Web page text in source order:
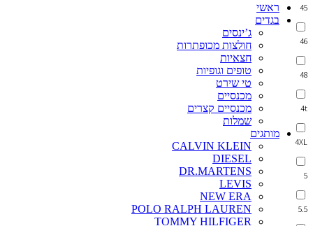
45
46
48
4t
4XL
5
5.5
ראשי
בגדים
ג’ינסים
חולצות מכופתרות
חצאיות
טופים וגופיות
טי שירט
מכנסיים
מכנסיים קצרים
שמלות
מותגים
CALVIN KLEIN
DIESEL
DR.MARTENS
LEVIS
NEW ERA
POLO RALPH LAUREN
TOMMY HILFIGER